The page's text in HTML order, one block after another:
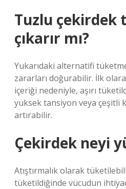
Tuzlu çekirdek
çıkarır mı?
Yukarıdaki alternatifi
zararları doğurabilir. İlk
içeriği nedeniyle, aşırı
yüksek tansiyon veya çeşitli
artırabilir.
Çekirdek neyi
Atıştırmalık olarak
tüketildiğinde vücudun